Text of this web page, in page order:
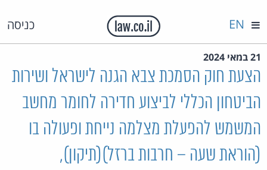
כניסה EN
21 במאי 2024
הצעת חוק הסמכת צבא הגנה לישראל ושירות
הביטחון הכללי לביצוע חדירה לחומר מחשב
המשמש להפעלת מצלמה נייחת ופעולה בו
(הוראת שעה – חרבות ברזל)(תיקון),